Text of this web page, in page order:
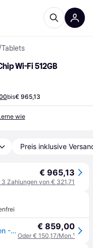
Tablets
Wi-Fi 512GB
bis€ 965,13
wie
Preis inklusive
€ 965,13
3 Zahlungen von € 321,71
Apple iPad 11 Wi-Fi 512GB blau 11.Gen - Blau € 859,00
Oder € 150,17/Mon.¹